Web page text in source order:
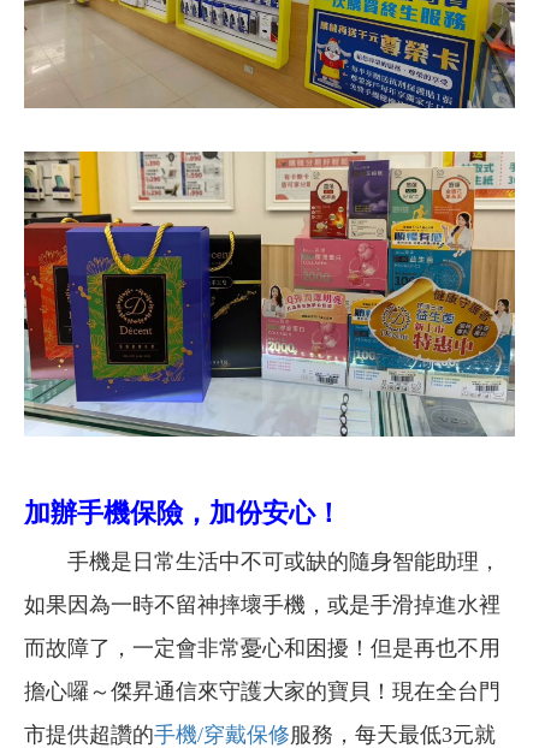
加辦手機保險，加份安心！
手機是日常生活中不可或缺的隨身智能助理，
如果因為一時不留神摔壞手機，或是手滑掉進水裡
而故障了，一定會非常憂心和困擾！但是再也不用
擔心囉～傑昇通信來守護大家的寶貝！現在全台門
市提供超讚的手機/穿戴保修服務，每天最低3元就